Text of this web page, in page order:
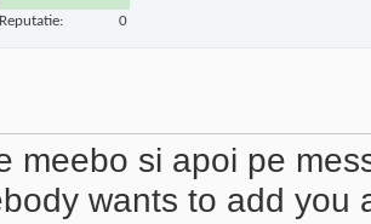
Reputatie: 0
meebo si apoi pe
wants to add you